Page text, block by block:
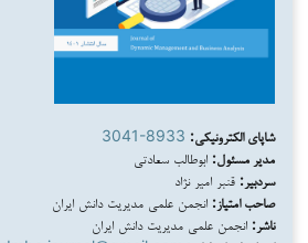
شاپای الکترونیکی: 3041-8933
مدیر مسئول: ابوطالب سعادتی
سردبیر: قنبر امیر نژاد
صاحب امتیاز: انجمن علمی مدیریت دانش ایران
ناشر: انجمن علمی مدیریت دانش ایران